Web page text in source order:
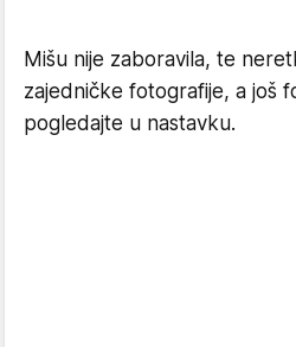
Mišu nije zaboravila, te
zajedničke fotografije, a još
pogledajte u nastavku.